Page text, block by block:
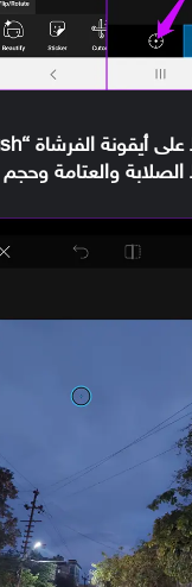
والعتامة وحجم